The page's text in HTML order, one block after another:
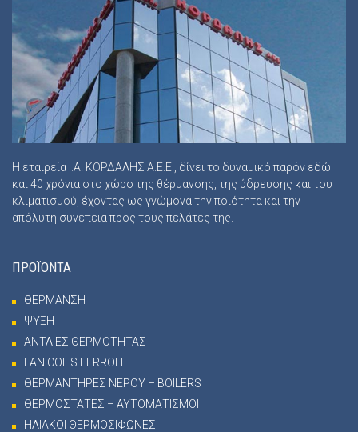
Η εταιρεία Ι.Α. ΚΟΡΔΑΛΗΣ Α.Ε.Ε., δίνει το δυναμικό παρόν εδώ
και 40 χρόνια στο χώρο της θέρμανσης, της ύδρευσης και του
κλιματισμού, έχοντας ως γνώμονα την ποιότητα και την
απόλυτη συνέπεια προς τους πελάτες της.
ΠΡΟΪΟΝΤΑ
ΘΕΡΜΑΝΣΗ
ΨΥΞΗ
ΑΝΤΛΙΕΣ ΘΕΡΜΟΤΗΤΑΣ
FAN COILS FERROLI
ΘΕΡΜΑΝΤΗΡΕΣ ΝΕΡΟΥ – BOILERS
ΘΕΡΜΟΣΤΑΤΕΣ – ΑΥΤΟΜΑΤΙΣΜΟΙ
ΗΛΙΑΚΟΙ ΘΕΡΜΟΣΙΦΩΝΕΣ